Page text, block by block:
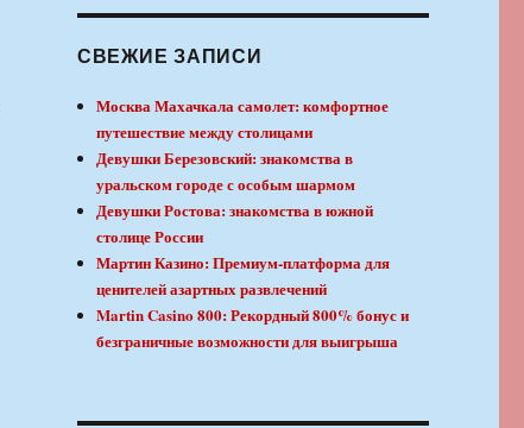
СВЕЖИЕ ЗАПИСИ
Москва Махачкала самолет: комфортное
путешествие между столицами
Девушки Березовский: знакомства в
уральском городе с особым шармом
Девушки Ростова: знакомства в южной
столице России
Мартин Казино: Премиум-платформа для
ценителей азартных развлечений
Martin Casino 800: Рекордный 800% бонус и
безграничные возможности для выигрыша